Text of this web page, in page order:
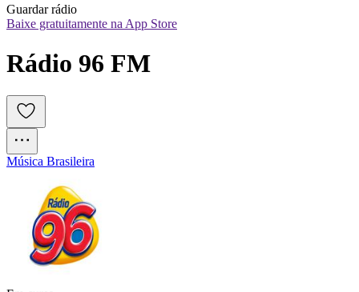
Guardar rádio
Baixe gratuitamente na App Store
Rádio 96 FM
Música Brasileira